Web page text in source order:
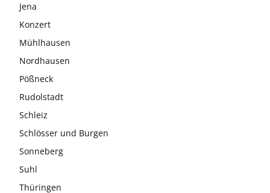
Jena
Konzert
Mühlhausen
Nordhausen
Pößneck
Rudolstadt
Schleiz
Schlösser und Burgen
Sonneberg
Suhl
Thüringen